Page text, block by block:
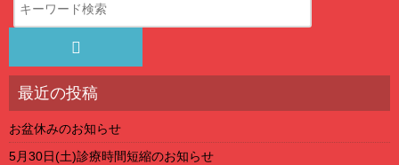
最近の投稿
お盆休みのお知らせ
5月30日(土)診療時間短縮のお知らせ